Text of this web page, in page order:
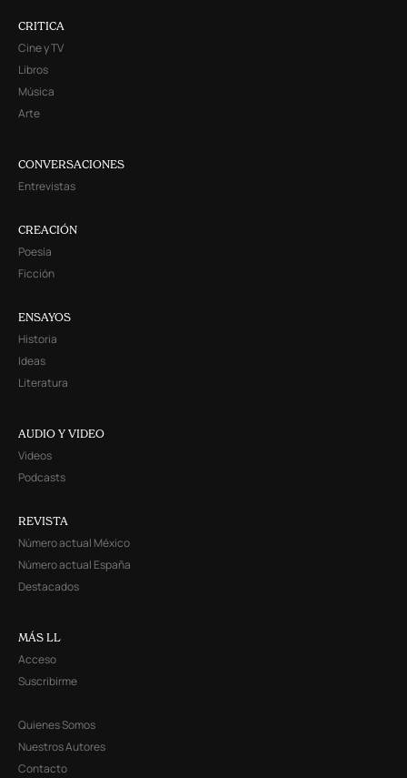
CRITICA
Cine y TV
Libros
Música
Arte
CONVERSACIONES
Entrevistas
CREACIÓN
Poesía
Ficción
ENSAYOS
Historia
Ideas
Literatura
AUDIO Y VIDEO
Videos
Podcasts
REVISTA
Número actual México
Número actual España
Destacados
MÁS LL
Acceso
Suscribirme
Quienes Somos
Nuestros Autores
Contacto